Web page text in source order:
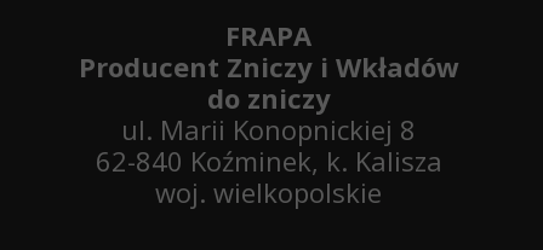
FRAPA
Producent Zniczy i Wkładów
do zniczy
ul. Marii Konopnickiej 8
62-840 Koźminek, k. Kalisza
woj. wielkopolskie